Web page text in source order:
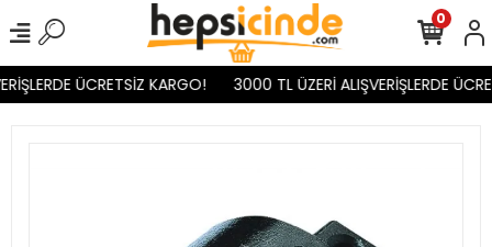
ÜCRETSİZ KARGO! 3000 TL ÜZERİ ALIŞVERİŞLERDE
0